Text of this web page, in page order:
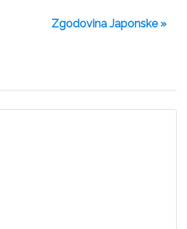
Zgodovina Japonske »